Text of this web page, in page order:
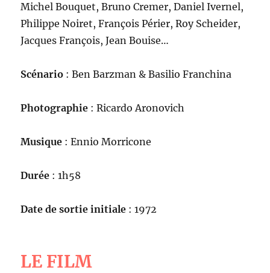
Michel Bouquet, Bruno Cremer, Daniel Ivernel,
Philippe Noiret, François Périer, Roy Scheider,
Jacques François, Jean Bouise…
Scénario : Ben Barzman & Basilio Franchina
Photographie : Ricardo Aronovich
Musique : Ennio Morricone
Durée : 1h58
Date de sortie initiale : 1972
LE FILM